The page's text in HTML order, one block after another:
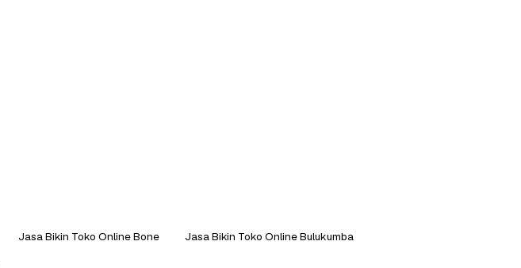
Jasa Bikin Toko Online Bone
Jasa Bikin Toko Online Bulukumba